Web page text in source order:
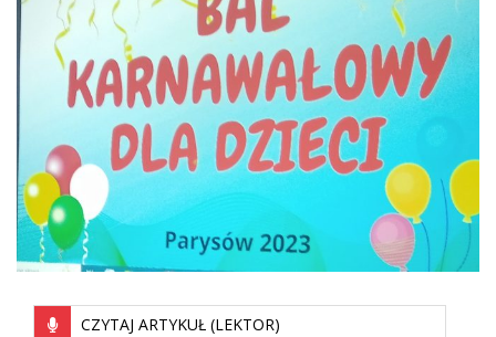
CZYTAJ ARTYKUŁ (LEKTOR)